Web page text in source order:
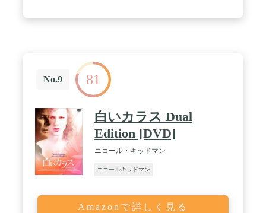
No.9 81
白いカラス Dual
Edition [DVD]
ニコール・キッドマン
ニコールキッドマン
Amazonで詳しく見る